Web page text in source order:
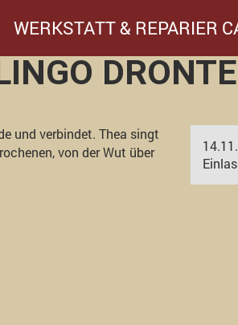
WERKSTATT & REPARIER
und verbindet. Thea singt
von der Wut über